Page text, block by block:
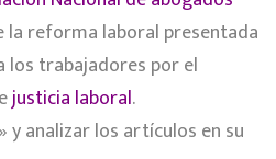
la reforma laboral presentada
los trabajadores por el
justicia laboral.
y analizar los artículos en su